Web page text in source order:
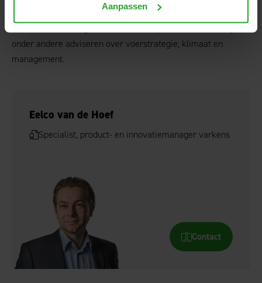
Aanpassen
gekeken naar mogelijke verbeteringen. Waar nodig wordt
onder andere adviseren over voerstrategie, klimaat en
management.
Eelco van de Hoef
Specialist, product- en innovatiemanager varkens
Contact